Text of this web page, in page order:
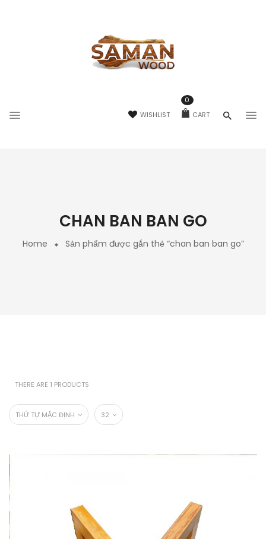
WISHLIST CART
0
CHAN BAN BAN GO
Home Sản phẩm được gắn thẻ “chan ban ban go”
THERE ARE 1 PRODUCTS
THỨ TỰ MẶC ĐỊNH 32